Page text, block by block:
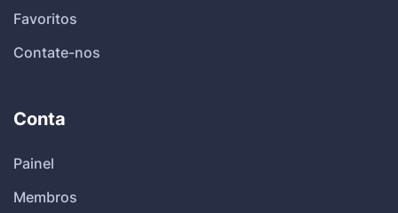
Favoritos
Contate-nos
Conta
Painel
Membros